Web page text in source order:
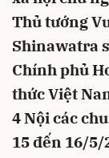
Thủ tướng
Shinawatra
Chính phủ
thức Việt
4 Nội các
15 đến 16/5/